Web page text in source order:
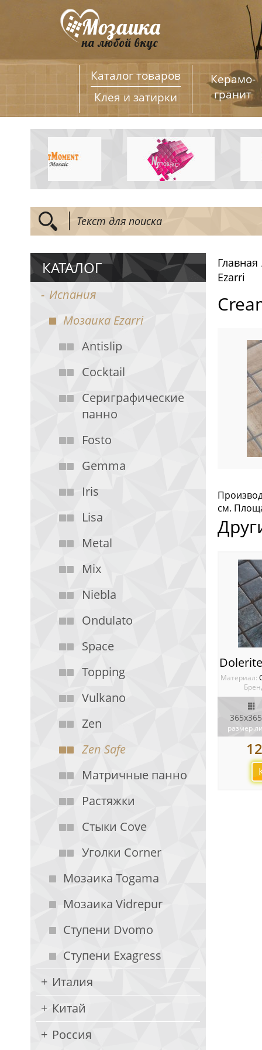
Каталог товаров
Клея и затирки
Керамо­
гранит
КАТАЛОГ
Испания
Мозаика Ezarri
Antislip
Cocktail
Cериграфические
панно
Fosto
Gemma
Iris
Lisa
Metal
Mix
Niebla
Ondulato
Space
Topping
Vulkano
Zen
Zen Safe
Матричные панно
Растяжки
Стыки Cove
Уголки Corner
Мозаика Togama
Мозаика Vidrepur
Ступени Dvomo
Ступени Exagress
Италия
Китай
Россия
Главная
Ezarri
см.
Материал:
365х365
размер